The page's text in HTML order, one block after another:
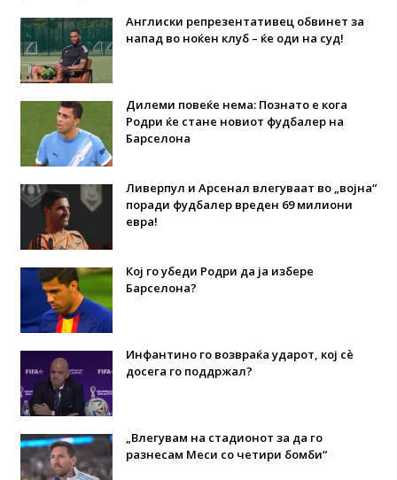
Англиски репрезентативец обвинет за
напад во ноќен клуб – ќе оди на суд!
Дилеми повеќе нема: Познато е кога
Родри ќе стане новиот фудбалер на
Барселона
Ливерпул и Арсенал влегуваат во „војна“
поради фудбалер вреден 69 милиони
евра!
Кој го убеди Родри да ја избере
Барселона?
Инфантино го возвраќа ударот, кој сè
досега го поддржал?
„Влегувам на стадионот за да го
разнесам Меси со четири бомби“